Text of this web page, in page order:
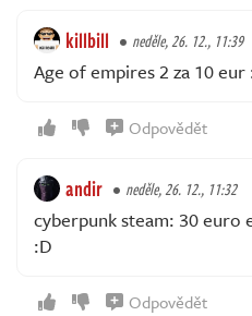
killbill neděle, 26. 12., 11:39
Age of empires 2 za 10
Odpovědět
andir neděle, 26. 12., 11:32
cyberpunk steam: 30 euro
:D
Odpovědět